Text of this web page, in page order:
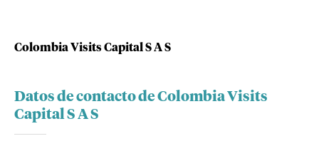
Colombia Visits Capital S A S
Datos de contacto de Colombia Visits
Capital S A S